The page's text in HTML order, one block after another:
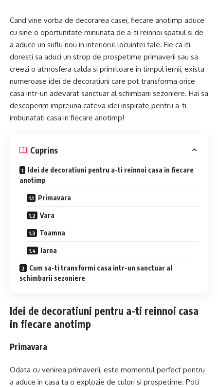
Cand vine vorba de decorarea casei, fiecare anotimp aduce
cu sine o oportunitate minunata de a-ti reinnoi spatiul si de
a aduce un suflu nou in interiorul locuintei tale. Fie ca iti
doresti sa aduci un strop de prospetime primaverii sau sa
creezi o atmosfera calda si primitoare in timpul iernii, exista
numeroase idei de decoratiuni care pot transforma orice
casa intr-un adevarat sanctuar al schimbarii sezoniere. Hai sa
descoperim impreuna cateva idei inspirate pentru a-ti
imbunatati casa in fiecare anotimp!
Cuprins
Idei de decoratiuni pentru a-ti reinnoi casa in fiecare
anotimp
Primavara
Vara
Toamna
Iarna
Cum sa-ti transformi casa intr-un sanctuar al
schimbarii sezoniere
Idei de decoratiuni pentru a-ti reinnoi casa
in fiecare anotimp
Primavara
Odata cu venirea primaverii, este momentul perfect pentru
a aduce in casa ta o explozie de culori si prospetime. Poti